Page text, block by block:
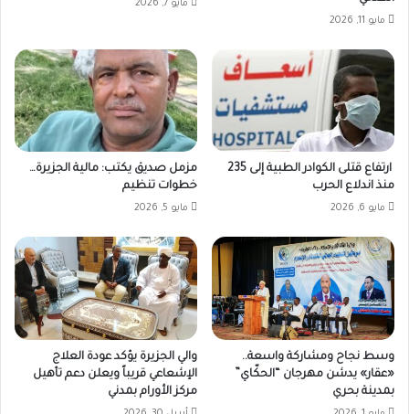
مايو 11, 2026
مايو 7, 2026
ارتفاع قتلى الكوادر الطبية إلى 235
منذ اندلاع الحرب
مايو 6, 2026
مزمل صديق يكتب: مالية الجزيرة…
خطوات تنظيم
مايو 5, 2026
وسط نجاح ومشاركة واسعة..
«عقار» يدشن مهرجان “الحكّاي”
بمدينة بحري
والي الجزيرة يؤكد عودة العلاج
الإشعاعي قريباً ويعلن دعم تأهيل
مركز الأورام بمدني